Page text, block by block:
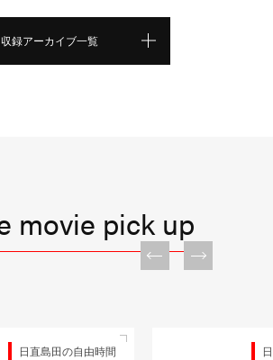
収録アーカイブ一覧
movie pick up
日直島田の優等生台TV